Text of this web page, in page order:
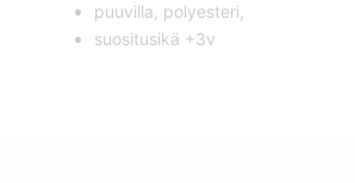
puuvilla, polyesteri,
suositusikä +3v